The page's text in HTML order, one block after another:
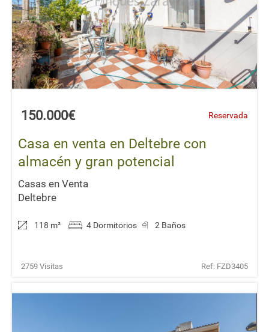
150.000€ Reservada
Casa en venta en Deltebre con
almacén y gran potencial
Casas en Venta
Deltebre
118 m² 4 Dormitorios 2 Baños
2759 Visitas Ref: FZD3405